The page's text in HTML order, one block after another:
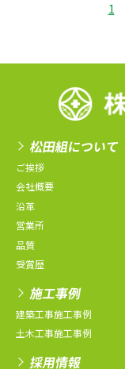
1
松田組について
ご挨拶
会社概要
沿革
営業所
品質
受賞歴
施工事例
建築工事施工事例
土木工事施工事例
採用情報